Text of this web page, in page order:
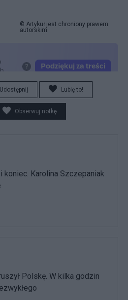
© Artykuł jest chroniony prawem
autorskim.
Udostępnij Lubię to!
Obserwuj notkę
koniec. Karolina Szczepaniak
Polskę. W kilka godzin